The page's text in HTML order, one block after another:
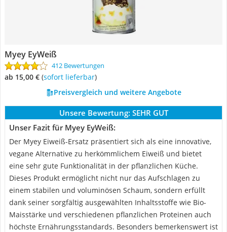
Myey EyWeiß
412 Bewertungen
ab 15,00 € ( Sofort lieferbar)
Preisvergleich und weitere Angebote
Unsere Bewertung: SEHR GUT
Unser Fazit für Myey EyWeiß:
Der Myey Eiweiß-Ersatz präsentiert sich als eine innovative,
vegane Alternative zu herkömmlichem Eiweiß und bietet
eine sehr gute Funktionalität in der pflanzlichen Küche.
Dieses Produkt ermöglicht nicht nur das Aufschlagen zu
einem stabilen und voluminösen Schaum, sondern erfüllt
dank seiner sorgfältig ausgewählten Inhaltsstoffe wie Bio-
Maisstärke und verschiedenen pflanzlichen Proteinen auch
höchste Ernährungsstandards. Besonders bemerkenswert ist